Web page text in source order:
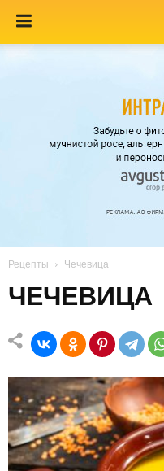
Рецепты Чечевица
ЧЕЧЕВИЦА